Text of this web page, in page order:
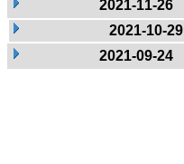
2021-11-26
2021-10-29
2021-09-24